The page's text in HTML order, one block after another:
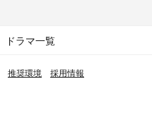
ドラマ一覧
推奨環境 採用情報